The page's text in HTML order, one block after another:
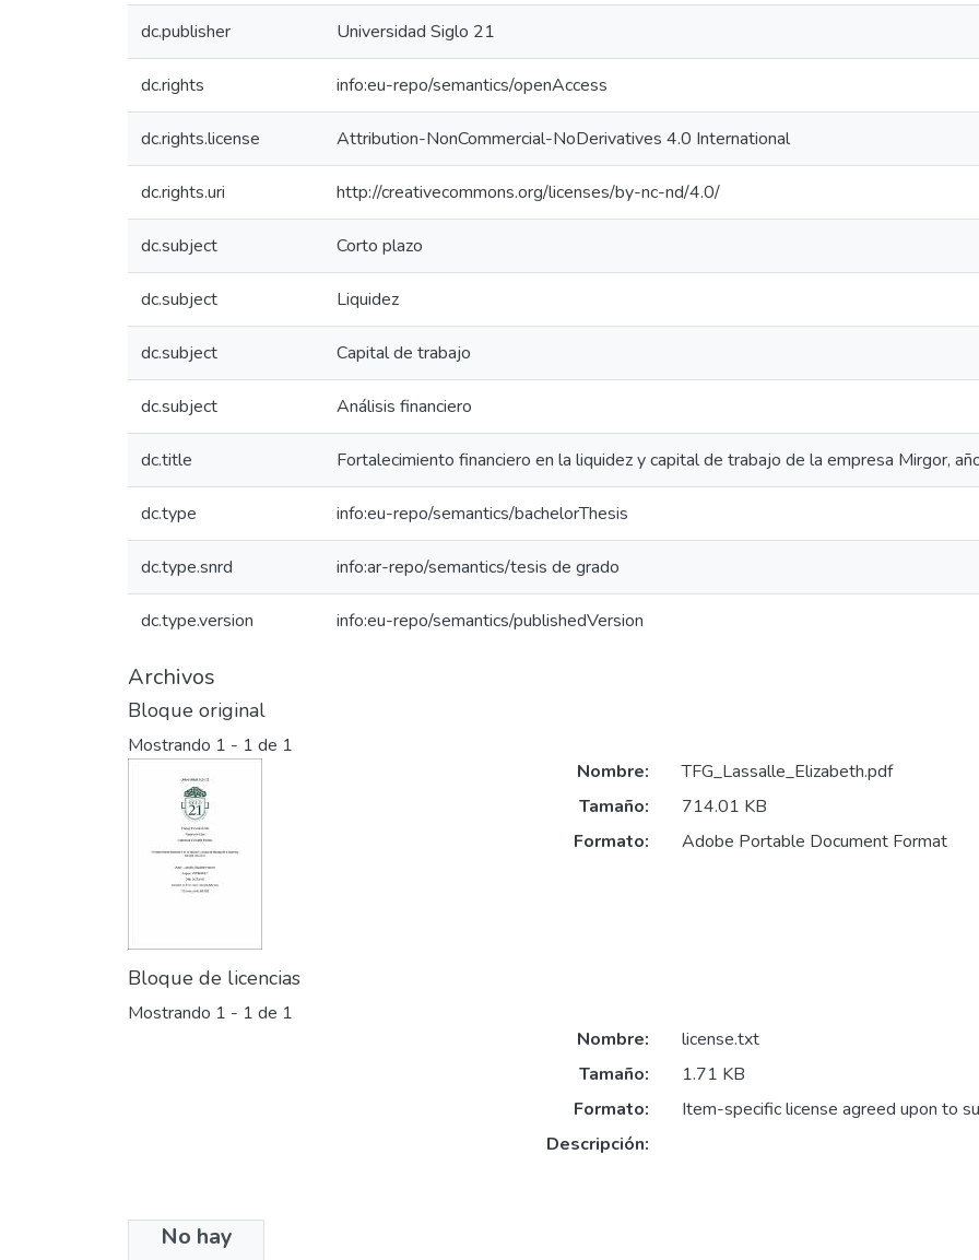
dc.publisher Universidad Siglo 21
dc.rights info:eu-repo/semantics/openAccess
dc.rights.license Attribution-NonCommercial-NoDerivatives 4.0 International
dc.rights.uri http://creativecommons.org/licenses/by-nc-nd/4.0/
dc.subject Corto plazo
dc.subject Liquidez
dc.subject Capital de trabajo
dc.subject Análisis financiero
dc.title Fortalecimiento financiero en la liquidez y capital de trabajo de la empresa Mirgor,
dc.type info:eu-repo/semantics/bachelorThesis
dc.type.snrd info:ar-repo/semantics/tesis de grado
dc.type.version info:eu-repo/semantics/publishedVersion
Archivos
Bloque original
Mostrando 1 - 1 de 1
Nombre:
TFG_Lassalle_Elizabeth.pdf
Tamaño:
714.01 KB
Formato:
Adobe Portable Document Format
Bloque de licencias
Mostrando 1 - 1 de 1
No hay
Nombre:
license.txt
Tamaño:
1.71 KB
Formato:
Item-specific license agreed upon to
Descripción:
Colecciones